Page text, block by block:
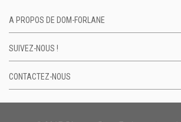
A PROPOS DE DOM-FORLANE
SUIVEZ-NOUS !
CONTACTEZ-NOUS